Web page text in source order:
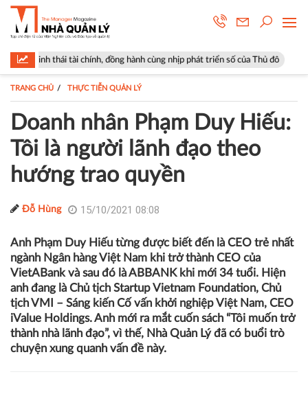
đồng hành cùng nhịp phát triển số của Thủ đô Góp ý sửa đổi
TRANG CHỦ THỰC TIỄN QUẢN LÝ
Doanh nhân Phạm Duy Hiếu:
Tôi là người lãnh đạo theo
hướng trao quyền
Đỗ Hùng 15/10/2021 08:08
Anh Phạm Duy Hiếu từng được biết đến là CEO trẻ nhất
ngành Ngân hàng Việt Nam khi trở thành CEO của